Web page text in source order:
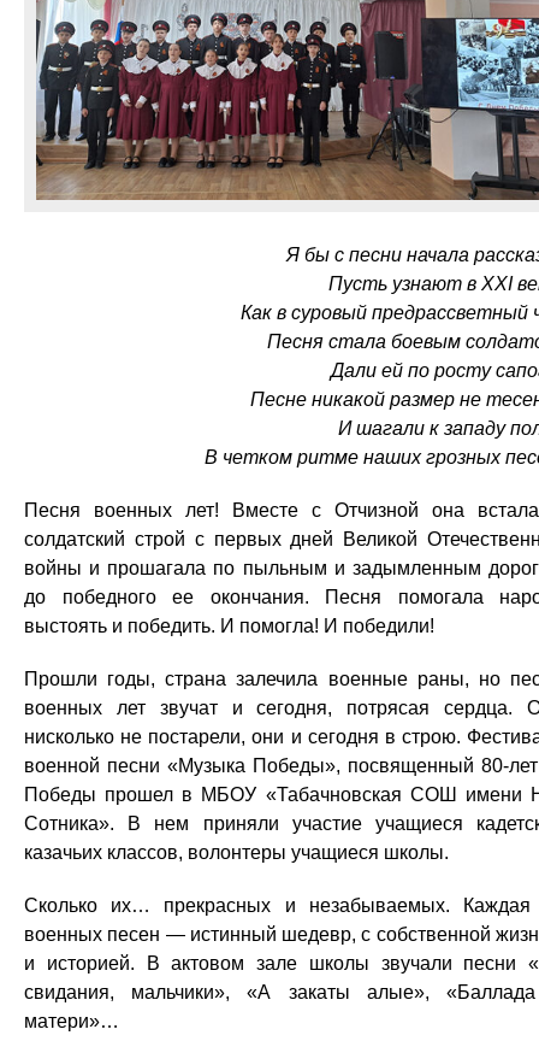
Я бы с песни начала
Пусть узнают в ХХI
Как в суровый предрассветный
Песня стала боевым
Дали ей по росту
Песне никакой размер не
И шагали к западу
В четком ритме наших грозных
Песня военных лет! Вместе с Отчизной она
солдатский строй с первых дней Великой
войны и прошагала по пыльным и задымленным
до победного ее окончания. Песня помогала
выстоять и победить. И помогла! И победили!
Прошли годы, страна залечила военные раны, но
военных лет звучат и сегодня, потрясая сердца.
нисколько не постарели, они и сегодня в строю.
военной песни «Музыка Победы», посвященный 80-
Победы прошел в МБОУ «Табачновская СОШ имени
Сотника». В нем приняли участие учащиеся
казачьих классов, волонтеры учащиеся школы.
Сколько их… прекрасных и незабываемых. Каждая
военных песен — истинный шедевр, с собственной
и историей. В актовом зале школы звучали песни
свидания, мальчики», «А закаты алые»,
матери»…